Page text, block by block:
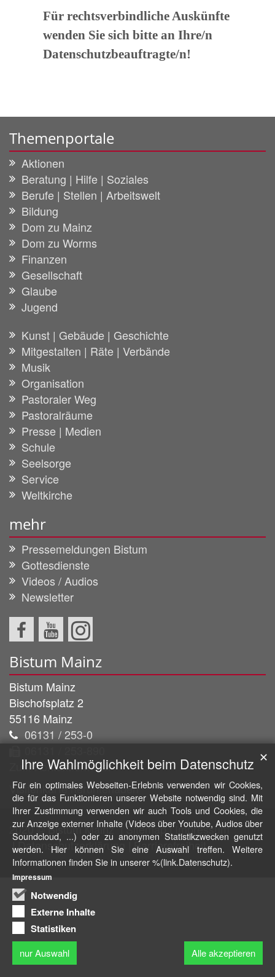
Für rechtsverbindliche Auskünfte
wenden Sie sich bitte an Ihre/n
Datenschutzbeauftragte/n!
Themenportale
Aktionen
Beratung | Hilfe | Soziales
Berufe | Stellen | Arbeitswelt
Bildung
Dom zu Mainz
Dom zu Worms
Finanzen
Gesellschaft
Glaube
Jugend
Kunst | Gebäude | Geschichte
Mitgestalten | Räte | Verbände
Musik
Organisation
Pastoraler Weg
Pastoralräume
Presse | Medien
Schule
Seelsorge
Service
Weltkirche
mehr
Pressemeldungen Bistum
Gottesdienste
Videos / Audios
Newsletter
Bistum Mainz
Bistum Mainz
Bischofsplatz 2
55116 Mainz
06131 / 253-0
Zum Kontaktformular
Visitenkarte herunterladen
2020 © Bistum Mainz Sitemap
Impressum
Datenschutzerklärung Barrierefreiheit
Ihre Wahlmöglichkeit beim Datenschutz
Für ein optimales Webseiten-Erlebnis verwenden wir Cookies,
die für das Funktionieren unserer Website notwendig sind. Mit
Ihrer Zustimmung verwenden wir auch Tools und Cookies, die
zur Anzeige externer Inhalte (Videos über Youtube, Audios über
Soundcloud, ...) oder zu anonymen Statistikzwecken genutzt
werden. Hier können Sie eine Auswahl treffen. Weitere
Informationen finden Sie in unserer %(link.Datenschutz).
Notwendig
Externe Inhalte
Statistiken
nur Auswahl Alle akzeptieren
✕
Impressum